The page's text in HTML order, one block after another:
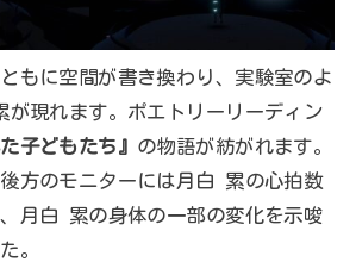
もに空間が書き換わり、実験室のよ
が現れます。ポエトリーリーディン
子どもたち』 の物語が紡がれます。
方のモニターには月白 累の心拍数
月白 累の身体の一部の変化を示唆
。